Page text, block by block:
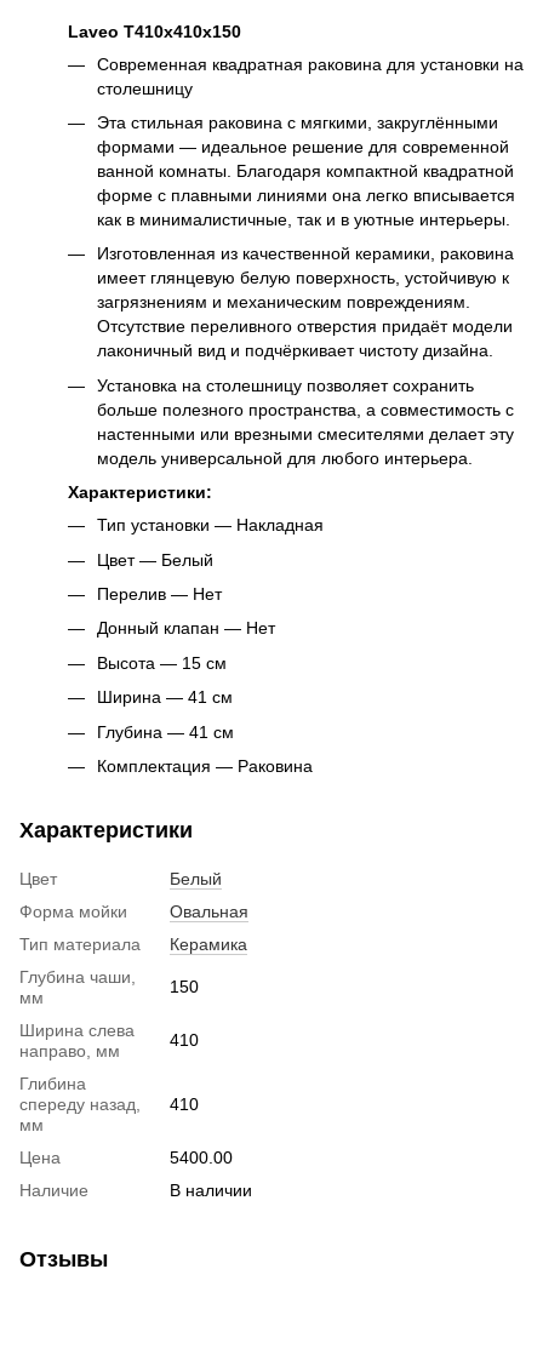
Laveo T410x410x150
Современная квадратная раковина для установки на
столешницу
Эта стильная раковина с мягкими, закруглёнными
формами — идеальное решение для современной
ванной комнаты. Благодаря компактной квадратной
форме с плавными линиями она легко вписывается
как в минималистичные, так и в уютные интерьеры.
Изготовленная из качественной керамики, раковина
имеет глянцевую белую поверхность, устойчивую к
загрязнениям и механическим повреждениям.
Отсутствие переливного отверстия придаёт модели
лаконичный вид и подчёркивает чистоту дизайна.
Установка на столешницу позволяет сохранить
больше полезного пространства, а совместимость с
настенными или врезными смесителями делает эту
модель универсальной для любого интерьера.
Характеристики:
Тип установки — Накладная
Цвет — Белый
Перелив — Нет
Донный клапан — Нет
Высота — 15 см
Ширина — 41 см
Глубина — 41 см
Комплектация — Раковина
Характеристики
Цвет
Белый
Форма мойки
Овальная
Тип материала
Керамика
Глубина чаши,
мм
150
Ширина слева
направо, мм
410
Глибина
спереду назад,
мм
410
Цена
5400.00
Наличие
В наличии
Отзывы